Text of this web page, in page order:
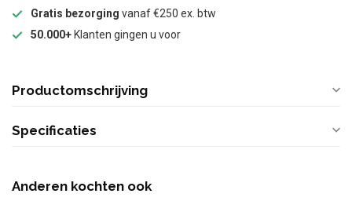
Gratis bezorging vanaf €250 ex. btw
50.000+ Klanten gingen u voor
Productomschrijving
Specificaties
Anderen kochten ook